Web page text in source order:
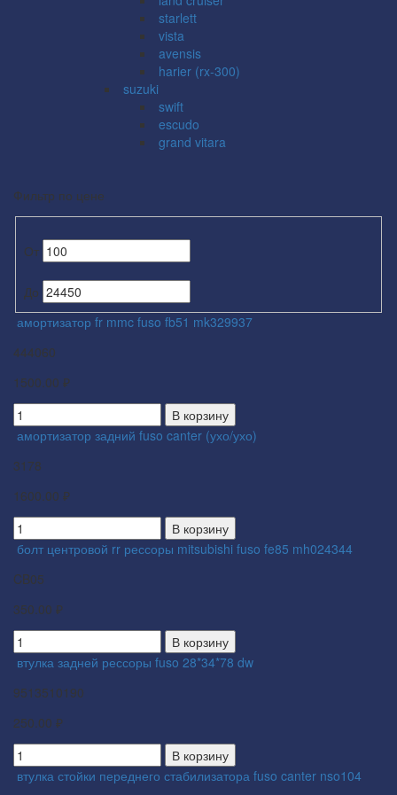
starlett
vista
avensis
harier (rx-300)
suzuki
swift
escudo
grand vitara
Фильтр по цене
От
До
амортизатор fr mmc fuso fb51 mk329937
444060
1500.00 ₽
В корзину
амортизатор задний fuso canter (ухо/ухо)
3178
1600.00 ₽
В корзину
болт центровой rr рессоры mitsubishi fuso fe85 mh024344
CB05
350.00 ₽
В корзину
втулка задней рессоры fuso 28*34*78 dw
9513510190
250.00 ₽
В корзину
втулка стойки переднего стабилизатора fuso canter nso104